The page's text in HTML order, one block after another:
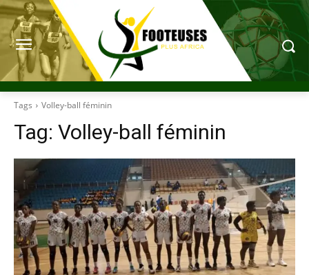
Tags Volley-ball féminin
Tag: Volley-ball féminin